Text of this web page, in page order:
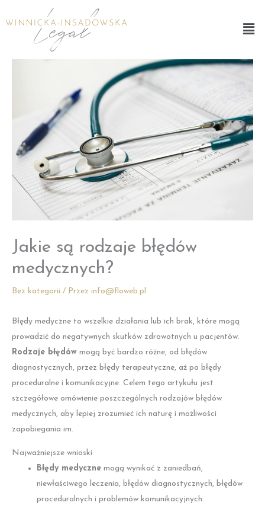
do
Jakie są rodzaje błędów
medycznych?
Bez kategorii / Przez info@floweb.pl
Błędy medyczne to wszelkie działania lub ich brak, które mogą
prowadzić do negatywnych skutków zdrowotnych u pacjentów.
Rodzaje błędów mogą być bardzo różne, od błędów
diagnostycznych, przez błędy terapeutyczne, aż po błędy
proceduralne i komunikacyjne. Celem tego artykułu jest
szczegółowe omówienie poszczególnych rodzajów błędów
medycznych, aby lepiej zrozumieć ich naturę i możliwości
zapobiegania im.
Najważniejsze wnioski
Błędy medyczne mogą wynikać z zaniedbań,
niewłaściwego leczenia, błędów diagnostycznych, błędów
proceduralnych i problemów komunikacyjnych.